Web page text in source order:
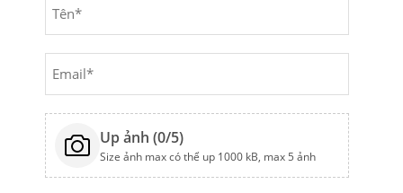
Up ảnh (0/5)
Size ảnh max có thể up 1000 kB, max 5 ảnh